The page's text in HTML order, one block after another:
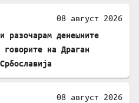
08 август 2026
разочарам денешните
на Драган
08 август 2026